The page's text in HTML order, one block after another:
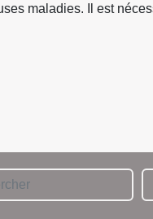
maladies. Il est